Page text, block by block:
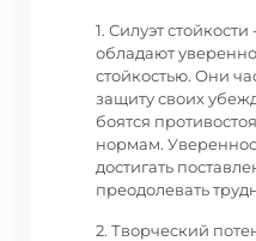
1. Силуэт
обладают
стойкостью. Они
защиту своих
боятся
нормам.
достигать
преодолевать
2. Творческий